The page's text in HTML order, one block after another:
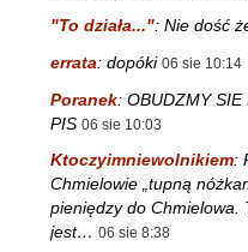
"To działa...": Nie dość
errata: dopóki 06 sie 10:14
Poranek: OBUDZMY SIE
PIS 06 sie 10:03
Ktoczyimniewolnikiem:
Chmielowie „tupną
pieniędzy do Chmielowa.
jest… 06 sie 8:38